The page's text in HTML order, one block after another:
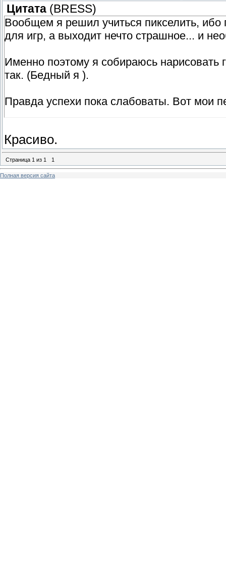
Цитата ( BRESS)
Вообщем я решил учиться пикселить,
для игр, а выходит нечто страшное... и
Именно поэтому я собираюсь
так. (Бедный я ).
Правда успехи пока слабоваты. Вот мои
Шар и параллелепипед какой-то
Красиво.
Страница 1 из 1 1
Полная версия сайта